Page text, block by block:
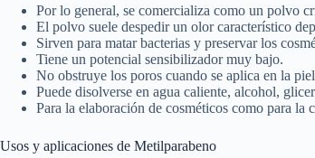
Por lo general, se comercializa como un polvo
El polvo suele despedir un olor característico
Sirven para matar bacterias y preservar los
Tiene un potencial sensibilizador muy bajo.
No obstruye los poros cuando se aplica en la
Puede disolverse en agua caliente, alcohol,
Para la elaboración de cosméticos como para la
Usos y aplicaciones de Metilparabeno